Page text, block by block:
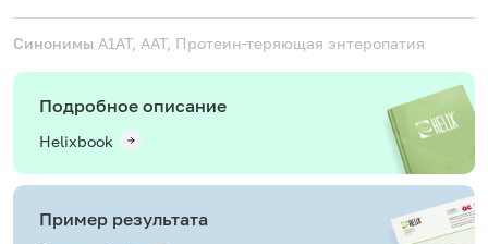
Синонимы A1AT, AAT, Протеин-теряющая энтеропатия
Подробное описание
Helixbook
Пример результата